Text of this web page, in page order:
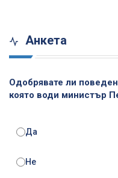
Анкета
Одобрявате ли
която води министър
Да
Не